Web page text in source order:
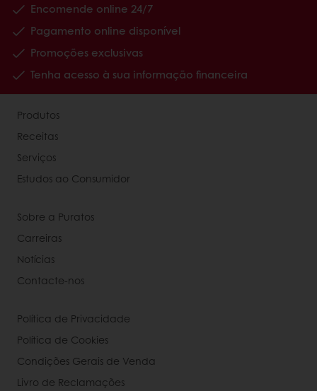
Encomende online 24/7
Pagamento online disponível
Promoções exclusivas
Tenha acesso à sua informação financeira
Produtos
Receitas
Serviços
Estudos ao Consumidor
Sobre a Puratos
Carreiras
Notícias
Contacte-nos
Política de Privacidade
Política de Cookies
Condições Gerais de Venda
Livro de Reclamações